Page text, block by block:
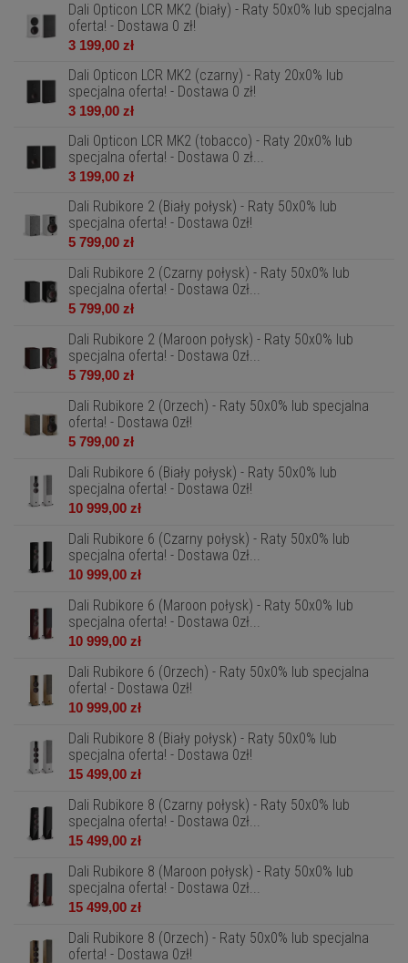
Dali Opticon LCR MK2 (biały) - Raty 50x0% lub specjalna
oferta! - Dostawa 0 zł!
3 199,00 zł
Dali Opticon LCR MK2 (czarny) - Raty 20x0% lub
specjalna oferta! - Dostawa 0 zł!
3 199,00 zł
Dali Opticon LCR MK2 (tobacco) - Raty 20x0% lub
specjalna oferta! - Dostawa 0 zł...
3 199,00 zł
Dali Rubikore 2 (Biały połysk) - Raty 50x0% lub
specjalna oferta! - Dostawa 0zł!
5 799,00 zł
Dali Rubikore 2 (Czarny połysk) - Raty 50x0% lub
specjalna oferta! - Dostawa 0zł...
5 799,00 zł
Dali Rubikore 2 (Maroon połysk) - Raty 50x0% lub
specjalna oferta! - Dostawa 0zł...
5 799,00 zł
Dali Rubikore 2 (Orzech) - Raty 50x0% lub specjalna
oferta! - Dostawa 0zł!
5 799,00 zł
Dali Rubikore 6 (Biały połysk) - Raty 50x0% lub
specjalna oferta! - Dostawa 0zł!
10 999,00 zł
Dali Rubikore 6 (Czarny połysk) - Raty 50x0% lub
specjalna oferta! - Dostawa 0zł...
10 999,00 zł
Dali Rubikore 6 (Maroon połysk) - Raty 50x0% lub
specjalna oferta! - Dostawa 0zł...
10 999,00 zł
Dali Rubikore 6 (Orzech) - Raty 50x0% lub specjalna
oferta! - Dostawa 0zł!
10 999,00 zł
Dali Rubikore 8 (Biały połysk) - Raty 50x0% lub
specjalna oferta! - Dostawa 0zł!
15 499,00 zł
Dali Rubikore 8 (Czarny połysk) - Raty 50x0% lub
specjalna oferta! - Dostawa 0zł...
15 499,00 zł
Dali Rubikore 8 (Maroon połysk) - Raty 50x0% lub
specjalna oferta! - Dostawa 0zł...
15 499,00 zł
Dali Rubikore 8 (Orzech) - Raty 50x0% lub specjalna
oferta! - Dostawa 0zł!